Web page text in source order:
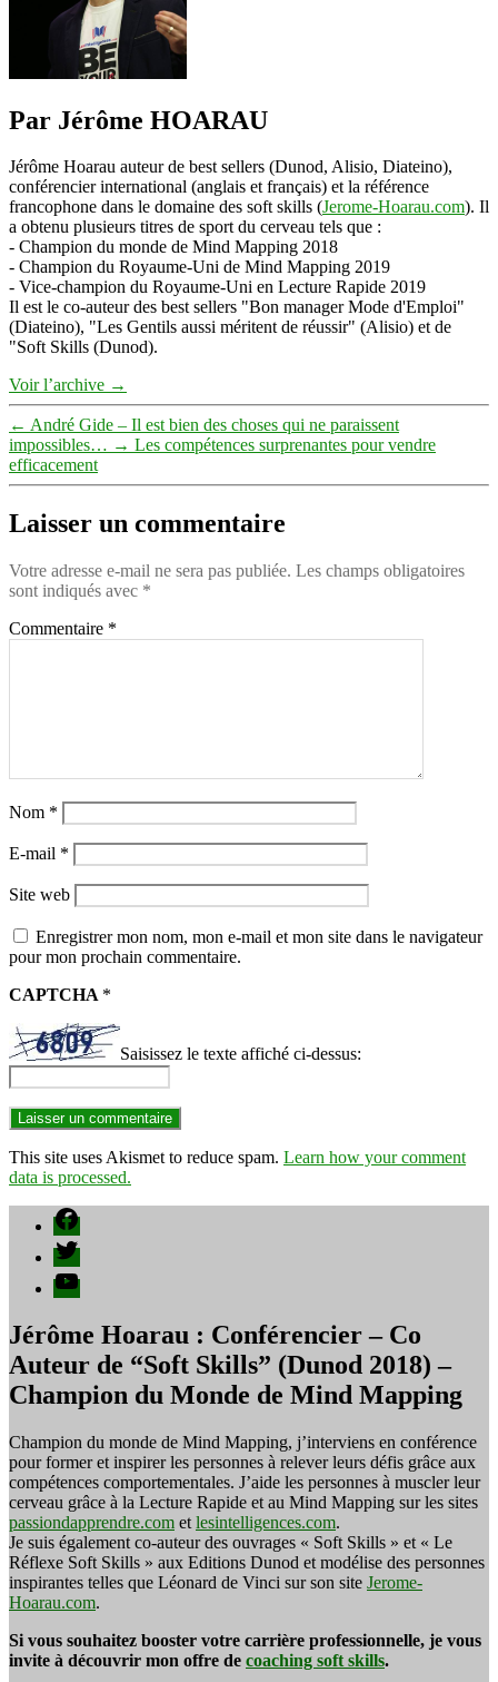
Par Jérôme HOARAU
Jérôme Hoarau auteur de best sellers (Dunod, Alisio, Diateino),
conférencier international (anglais et français) et la référence
francophone dans le domaine des soft skills (Jerome-Hoarau.com). Il
a obtenu plusieurs titres de sport du cerveau tels que :
- Champion du monde de Mind Mapping 2018
- Champion du Royaume-Uni de Mind Mapping 2019
- Vice-champion du Royaume-Uni en Lecture Rapide 2019
Il est le co-auteur des best sellers "Bon manager Mode d'Emploi"
(Diateino), "Les Gentils aussi méritent de réussir" (Alisio) et de
"Soft Skills (Dunod).
Voir l’archive →
← André Gide – Il est bien des choses qui ne paraissent
impossibles… → Les compétences surprenantes pour vendre
efficacement
Laisser un commentaire
Votre adresse e-mail ne sera pas publiée. Les champs obligatoires
sont indiqués avec *
Commentaire *
Nom *
E-mail *
Site web
Enregistrer mon nom, mon e-mail et mon site dans le navigateur
pour mon prochain commentaire.
CAPTCHA *
Saisissez le texte affiché ci-dessus:
This site uses Akismet to reduce spam. Learn how your comment
data is processed.
Facebook
Twitter
YouTube
Jérôme Hoarau : Conférencier – Co
Auteur de “Soft Skills” (Dunod 2018) –
Champion du Monde de Mind Mapping
Champion du monde de Mind Mapping, j’interviens en conférence
pour former et inspirer les personnes à relever leurs défis grâce aux
compétences comportementales. J’aide les personnes à muscler leur
cerveau grâce à la Lecture Rapide et au Mind Mapping sur les sites
passiondapprendre.com et lesintelligences.com.
Je suis également co-auteur des ouvrages « Soft Skills » et « Le
Réflexe Soft Skills » aux Editions Dunod et modélise des personnes
inspirantes telles que Léonard de Vinci sur son site Jerome-
Hoarau.com.
Si vous souhaitez booster votre carrière professionnelle, je vous
invite à découvrir mon offre de coaching soft skills.